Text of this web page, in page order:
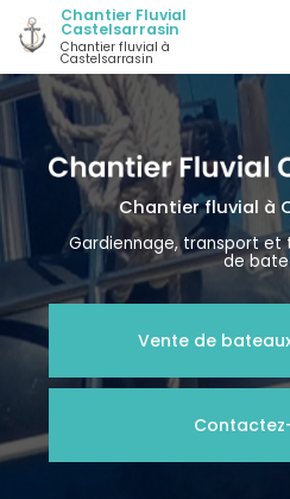
Aller
au
contenu
principal
Chantier Fluvial
Castelsarrasin
Chantier fluvial à
Castelsarrasin
Chantier fluvial à
Gardiennage, transport et
de
Vente de